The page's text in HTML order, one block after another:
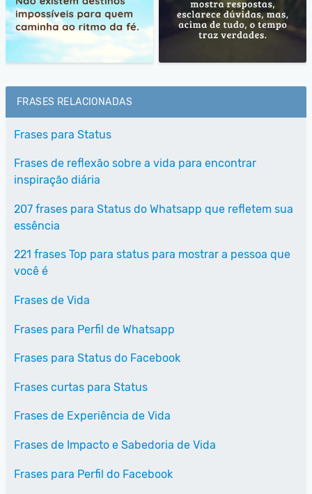
FRASES RELACIONADAS
Frases para Status
Frases de reflexão sobre a vida para encontrar
inspiração diária
207 frases para Status do Whatsapp que refletem sua
essência
221 frases Top para status para mostrar a pessoa que
você é
Frases de Vida
Frases para Perfil de Whatsapp
Frases para Status do Facebook
Frases curtas para Status
Frases de Experiência de Vida
Frases de Impacto e Sabedoria de Vida
Frases para Perfil do Facebook